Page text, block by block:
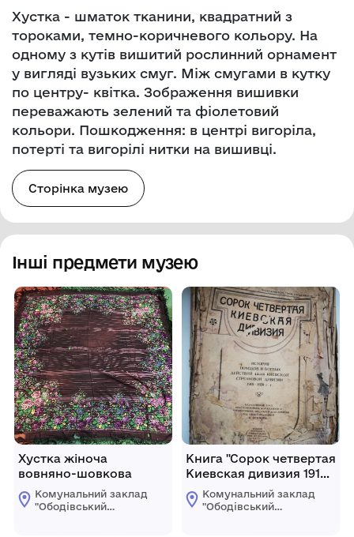
Хустка - шматок тканини, квадратний з
тороками, темно-коричневого кольору. На
одному з кутів вишитий рослинний орнамент
у вигляді вузьких смуг. Між смугами в кутку
по центру- квітка. Зображення вишивки
переважають зелений та фіолетовий
кольори. Пошкодження: в центрі вигоріла,
потерті та вигорілі нитки на вишивці.
Сторінка музею
Інші предмети музею
Хустка жіноча
вовняно-шовкова
Комунальний заклад
"Ободівський
Книга "Сорок четвертая
Киевская дивизия 1918-
1920""Комунальний заклад
"Ободівський